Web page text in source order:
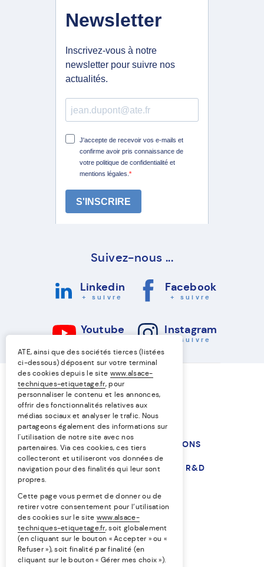
Suivez-nous ...
Linkedin
+ suivre
Facebook
+ suivre
Youtube Instagram
+ suivre
NOS TECHNIQUES NOS SOLUTIONS
NOS MARCHÉS L’ENTREPRISE R&D
FR
EN
Égalité professionnelle
ATE, ainsi que des sociétés tierces (listées
ci-dessous) déposent sur votre terminal
des cookies depuis le site www.alsace-
techniques-etiquetage.fr, pour
personnaliser le contenu et les annonces,
offrir des fonctionnalités relatives aux
médias sociaux et analyser le trafic. Nous
partageons également des informations sur
l'utilisation de notre site avec nos
partenaires. Via ces cookies, ces tiers
collecteront et utiliseront vos données de
navigation pour des finalités qui leur sont
propres.
Cette page vous permet de donner ou de
retirer votre consentement pour l’utilisation
des cookies sur le site www.alsace-
techniques-etiquetage.fr, soit globalement
(en cliquant sur le bouton « Accepter » ou «
Refuser »), soit finalité par finalité (en
cliquant sur le bouton « Gérer mes choix »).